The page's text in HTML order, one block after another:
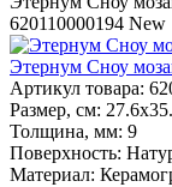
620110000194 New
Этернум Сноу
Артикул товара:
Размер, см:
Толщина, мм: 9
Поверхность:
Материал: